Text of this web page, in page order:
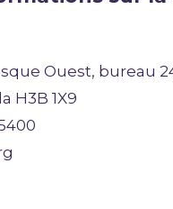
Ouest, bureau
H3B 1X9